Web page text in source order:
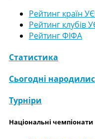
Рейтинг країн
Рейтинг клубів
Рейтинг ФІФА
Статистика
Сьогодні
Турніри
Національні чемпіонати